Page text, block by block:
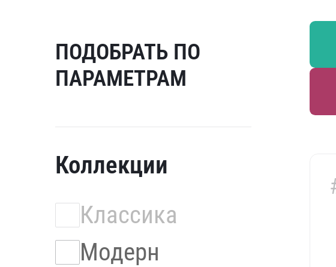
ПОДОБРАТЬ ПО
ПАРАМЕТРАМ
Коллекции
Классика
Модерн